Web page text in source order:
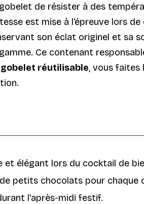
de résister à des
est mise à l'épreuve lors
son éclat originel et sa
Ce contenant
gobelet réutilisable, vous faites
élégant lors du cocktail de
petits chocolats pour chaque
l'après-midi festif.